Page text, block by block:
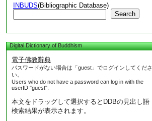
INBUDS(Bibliographic Database)
Search
Digital Dictionary of Buddhism
電子佛教辭典
パスワードがない場合は「guest」でログインしてくださ
い。
Users who do not have a password can log in with the
userID "guest".
本文をドラッグして選択するとDDBの見出し語
検索結果が表示されます。